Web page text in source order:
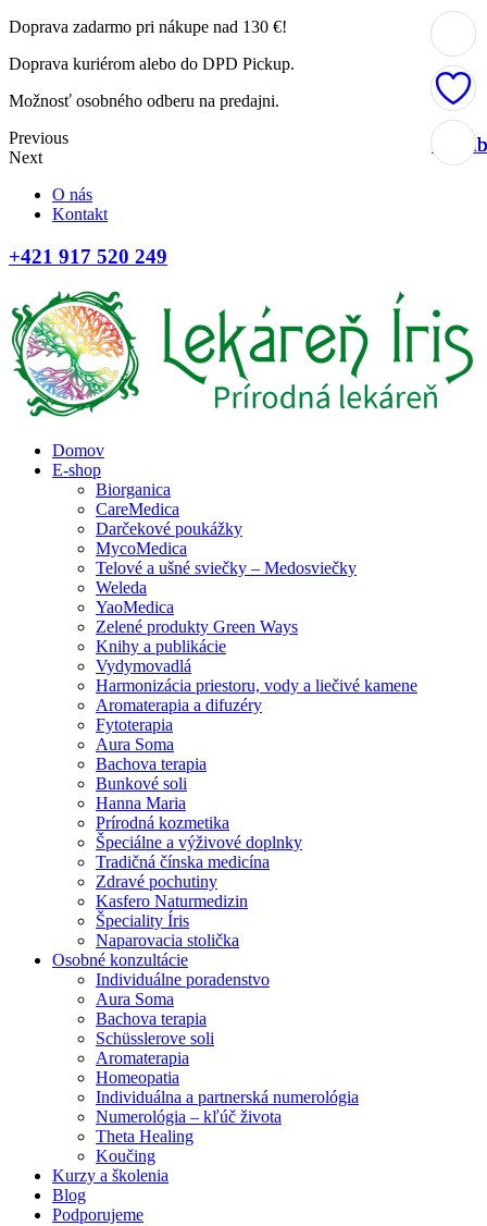
Doprava zadarmo pri nákupe nad 130 €!
Doprava kuriérom alebo do DPD Pickup.
Možnosť osobného odberu na predajni.
Previous
Next
O nás
Kontakt
+421 917 520 249
Domov
E-shop
Biorganica
CareMedica
Darčekové poukážky
MycoMedica
Telové a ušné sviečky – Medosviečky
Weleda
YaoMedica
Zelené produkty Green Ways
Knihy a publikácie
Vydymovadlá
Harmonizácia priestoru, vody a liečivé kamene
Aromaterapia a difuzéry
Fytoterapia
Aura Soma
Bachova terapia
Bunkové soli
Hanna Maria
Prírodná kozmetika
Špeciálne a výživové doplnky
Tradičná čínska medicína
Zdravé pochutiny
Kasfero Naturmedizin
Špeciality Íris
Naparovacia stolička
Osobné konzultácie
Individuálne poradenstvo
Aura Soma
Bachova terapia
Schüsslerove soli
Aromaterapia
Homeopatia
Individuálna a partnerská numerológia
Numerológia – kľúč života
Theta Healing
Koučing
Kurzy a školenia
Blog
Podporujeme